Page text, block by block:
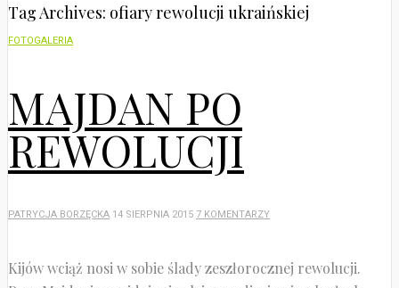
Tag Archives: ofiary rewolucji ukraińskiej
FOTOGALERIA
MAJDAN PO
REWOLUCJI
PATRYCJA BORZĘCKA 14 SIERPNIA 2015 7 KOMENTARZY
Kijów wciąż nosi w sobie ślady zeszłorocznej rewolucji.